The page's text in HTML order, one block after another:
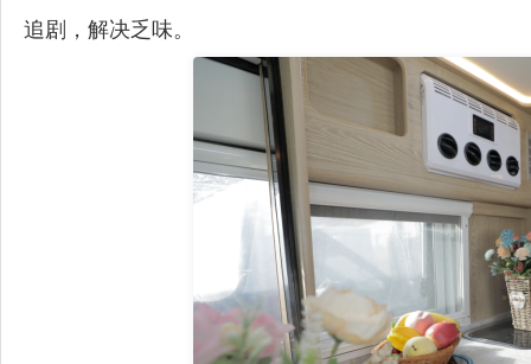
追剧，解决乏味。